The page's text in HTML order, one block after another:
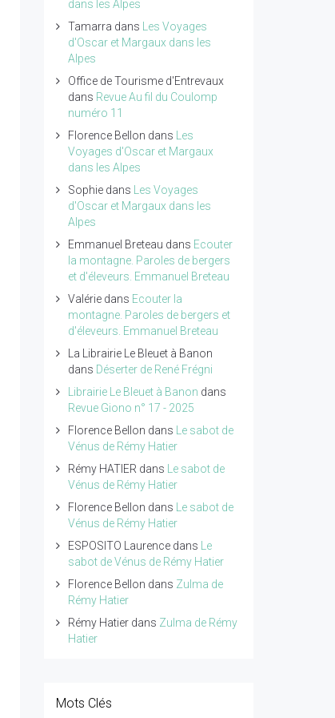
dans les Alpes
Tamarra dans
Les Voyages
d'Oscar et Margaux dans les
Alpes
Office de Tourisme d'Entrevaux
dans Revue Au fil du Coulomp
numéro 11
Florence Bellon dans
Les
Voyages d'Oscar et Margaux
dans les Alpes
Sophiedans
Les Voyages
d'Oscar et Margaux dans les
Alpes
Emmanuel Breteau dans Ecouter
la montagne. Paroles de bergers
et d'éleveurs. Emmanuel Breteau
Valériedans Ecouter la
montagne. Paroles de bergers et
d'éleveurs. Emmanuel Breteau
La Librairie Le Bleuet à Banon
dans Déserter de René Frégni
Librairie Le Bleuet à Banon dans
Revue Giono n° 17 - 2025
Florence Bellon dans
Le sabot de
Vénus de Rémy Hatier
Rémy HATIER dans
Le sabot de
Vénus de Rémy Hatier
Florence Bellon dans
Le sabot de
Vénus de Rémy Hatier
ESPOSITO Laurencedans
Le
sabot de Vénus de Rémy Hatier
Florence Bellon dans Zulma de
Rémy Hatier
Rémy Hatierdans Zulma de Rémy
Hatier
Mots Clés